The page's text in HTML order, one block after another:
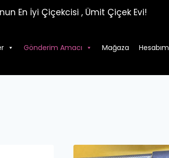
En İyi Çiçekcisi , Ümit Çiçek Evi!
Gönderim Amacı Mağaza Hesabım